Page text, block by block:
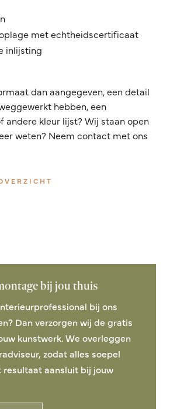
met echtheidscertificaat
inlijsting
dan aangegeven, een detail
hebben, een
andere kleur lijst? Wij staan open
weten? Neem contact met ons
bij jou thuis
bij ons
Dan verzorgen wij de gratis
kunstwerk. We overleggen
zodat alles soepel
resultaat aansluit bij jouw